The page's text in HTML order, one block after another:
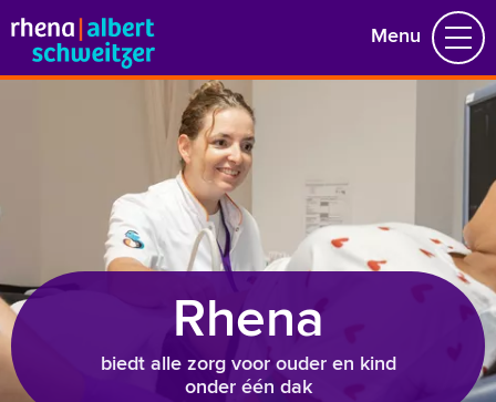
Menu
Sluiting Papendrechtsebrug
Kinderwens
Zwangerschap
Bevalling
Neonatologie
078 654 11 11
Rhena
biedt alle zorg voor ouder en kind
onder één dak